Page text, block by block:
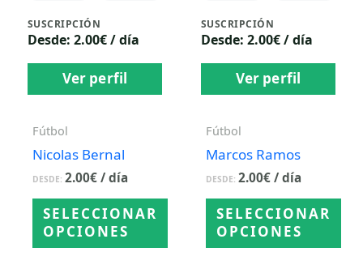
SUSCRIPCIÓN
Desde: 2.00€ / día
Ver perfil
Fútbol
Nicolas Bernal
DESDE:2.00€ / día
SELECCIONAR
OPCIONES
SUSCRIPCIÓN
Desde: 2.00€ / día
Ver perfil
Fútbol
Marcos Ramos
DESDE:2.00€ / día
SELECCIONAR
OPCIONES